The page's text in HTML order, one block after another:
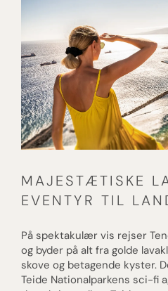
MAJESTÆTISKE
EVENTYR TIL
På spektakulær vis rejser
og byder på alt fra golde
skove og betagende kyster.
Teide Nationalparkens sci-fi